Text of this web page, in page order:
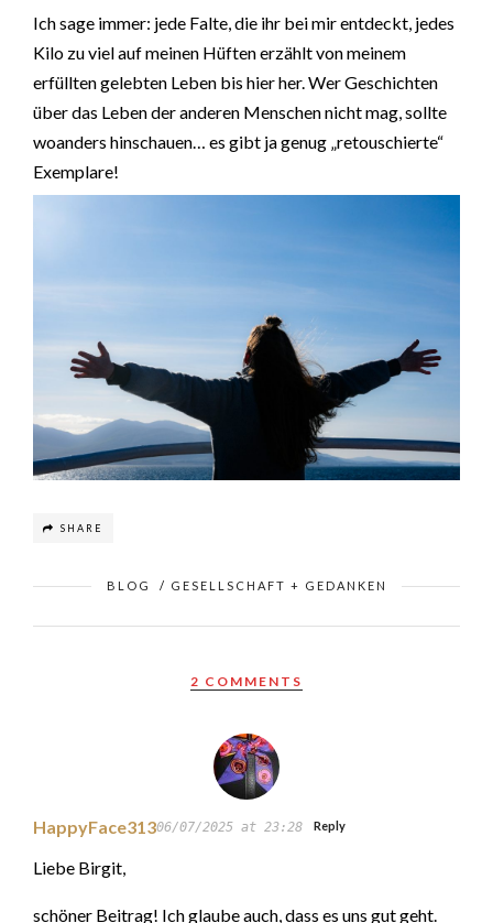
Ich sage immer: jede Falte, die ihr bei mir entdeckt, jedes
Kilo zu viel auf meinen Hüften erzählt von meinem
erfüllten gelebten Leben bis hier her. Wer Geschichten
über das Leben der anderen Menschen nicht mag, sollte
woanders hinschauen… es gibt ja genug „retouschierte“
Exemplare!
SHARE
BLOG / GESELLSCHAFT + GEDANKEN
2 COMMENTS
HappyFace31306/07/2025 at 23:28 Reply
Liebe Birgit,
schöner Beitrag! Ich glaube auch, dass es uns gut geht.